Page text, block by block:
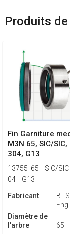
Produits
Fin Garniture
M3N 65, SIC/SIC,
304, G13
13755_65__SIC/
04__G13
Fabricant
BTS
Diamètre de
l'arbre
65